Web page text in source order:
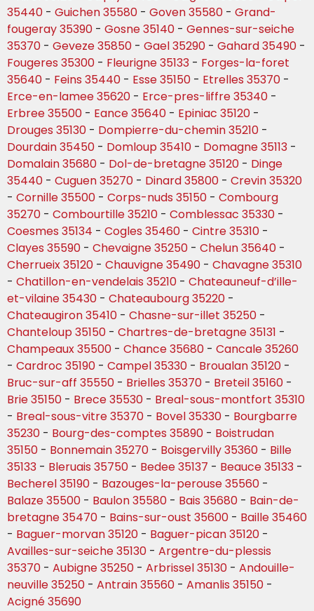
35440 - Guichen 35580 - Goven 35580 - Grand-
fougeray 35390 - Gosne 35140 - Gennes-sur-seiche
35370 - Geveze 35850 - Gael 35290 - Gahard 35490 -
Fougeres 35300 - Fleurigne 35133 - Forges-la-foret
35640 - Feins 35440 - Esse 35150 - Etrelles 35370 -
Erce-en-lamee 35620 - Erce-pres-liffre 35340 -
Erbree 35500 - Eance 35640 - Epiniac 35120 -
Drouges 35130 - Dompierre-du-chemin 35210 -
Dourdain 35450 - Domloup 35410 - Domagne 35113 -
Domalain 35680 - Dol-de-bretagne 35120 - Dinge
35440 - Cuguen 35270 - Dinard 35800 - Crevin 35320
- Cornille 35500 - Corps-nuds 35150 - Combourg
35270 - Combourtille 35210 - Comblessac 35330 -
Coesmes 35134 - Cogles 35460 - Cintre 35310 -
Clayes 35590 - Chevaigne 35250 - Chelun 35640 -
Cherrueix 35120 - Chauvigne 35490 - Chavagne 35310
- Chatillon-en-vendelais 35210 - Chateauneuf-d’ille-
et-vilaine 35430 - Chateaubourg 35220 -
Chateaugiron 35410 - Chasne-sur-illet 35250 -
Chanteloup 35150 - Chartres-de-bretagne 35131 -
Champeaux 35500 - Chance 35680 - Cancale 35260
- Cardroc 35190 - Campel 35330 - Broualan 35120 -
Bruc-sur-aff 35550 - Brielles 35370 - Breteil 35160 -
Brie 35150 - Brece 35530 - Breal-sous-montfort 35310
- Breal-sous-vitre 35370 - Bovel 35330 - Bourgbarre
35230 - Bourg-des-comptes 35890 - Boistrudan
35150 - Bonnemain 35270 - Boisgervilly 35360 - Bille
35133 - Bleruais 35750 - Bedee 35137 - Beauce 35133 -
Becherel 35190 - Bazouges-la-perouse 35560 -
Balaze 35500 - Baulon 35580 - Bais 35680 - Bain-de-
bretagne 35470 - Bains-sur-oust 35600 - Baille 35460
- Baguer-morvan 35120 - Baguer-pican 35120 -
Availles-sur-seiche 35130 - Argentre-du-plessis
35370 - Aubigne 35250 - Arbrissel 35130 - Andouille-
neuville 35250 - Antrain 35560 - Amanlis 35150 -
Acigné 35690